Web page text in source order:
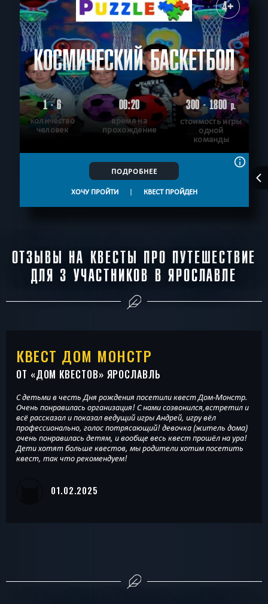
4+
КОСМИЧЕСКИЙ БАСКЕТБОЛ
1 - 6
количество
человек
00:20
время на
прохождение
300 - 1800р.
стоимость игры
одной
команды
ПОДРОБНЕЕ
ХОЧУ ПРОЙТИ | КВЕСТ ПРОЙДЕН
ОТЗЫВЫ НА КВЕСТЫ ПРО ПУТЕШЕСТВИЕ
ДЛЯ 3 УЧАСТНИКОВ В ЯРОСЛАВЛЕ
КВЕСТ ДОМ МОНСТР
ОТ «ДОМ КВЕСТОВ» ЯРОСЛАВЛЬ
С детьми в честь Дня рождения посетили квест Дом-Монстр.
Очень понравилась организация! С нами созвонился,встретил и
всё рассказал и показал ведущий игры Андрей, игру вёл
профессионально, голос потрясающий! девочка (житель дома)
очень понравилась детям, и вообще весь квест прошёл на ура!
Дети хотят больше квестов, мы родители хотим посетить
квест, так что рекомендуем!
01.02.2025